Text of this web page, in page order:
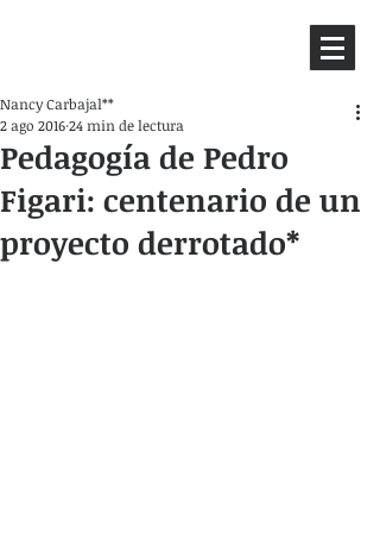
Pedagogía de Pedro
Figari: centenario de un
proyecto derrotado*
Nancy Carbajal**
2 ago 201624 min de lectura